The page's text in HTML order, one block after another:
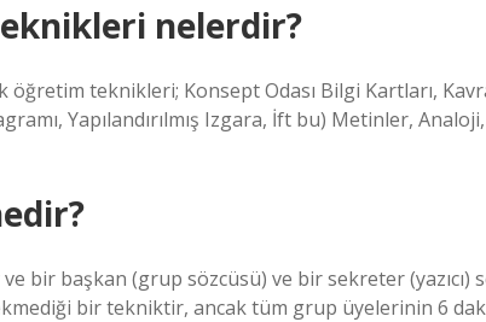
nelerdir?
öğretim teknikleri; Konsept Odası Bilgi Kartları,
Yapılandırılmış Izgara, İft bu) Metinler,
bir başkan (grup sözcüsü) ve bir sekreter (yazıcı)
bir tekniktir, ancak tüm grup üyelerinin 6